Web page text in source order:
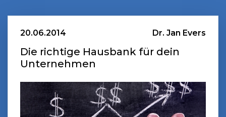
20.06.2014 Dr. Jan Evers
Die richtige Hausbank für dein
Unternehmen